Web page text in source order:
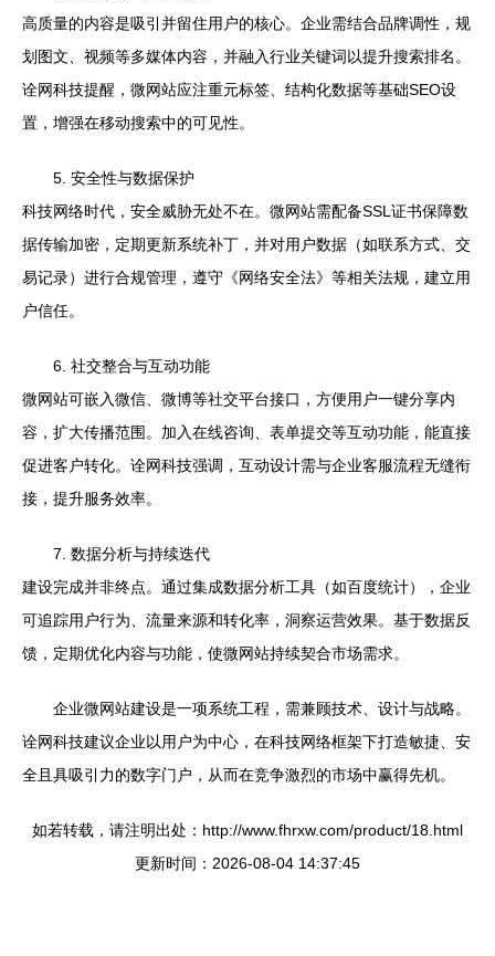
高质量的内容是吸引并留住用户的核心。企业需结合品牌调性，规
划图文、视频等多媒体内容，并融入行业关键词以提升搜索排名。
诠网科技提醒，微网站应注重元标签、结构化数据等基础SEO设
置，增强在移动搜索中的可见性。
5. 安全性与数据保护
科技网络时代，安全威胁无处不在。微网站需配备SSL证书保障数
据传输加密，定期更新系统补丁，并对用户数据（如联系方式、交
易记录）进行合规管理，遵守《网络安全法》等相关法规，建立用
户信任。
6. 社交整合与互动功能
微网站可嵌入微信、微博等社交平台接口，方便用户一键分享内
容，扩大传播范围。加入在线咨询、表单提交等互动功能，能直接
促进客户转化。诠网科技强调，互动设计需与企业客服流程无缝衔
接，提升服务效率。
7. 数据分析与持续迭代
建设完成并非终点。通过集成数据分析工具（如百度统计），企业
可追踪用户行为、流量来源和转化率，洞察运营效果。基于数据反
馈，定期优化内容与功能，使微网站持续契合市场需求。
企业微网站建设是一项系统工程，需兼顾技术、设计与战略。
诠网科技建议企业以用户为中心，在科技网络框架下打造敏捷、安
全且具吸引力的数字门户，从而在竞争激烈的市场中赢得先机。
如若转载，请注明出处：http://www.fhrxw.com/product/18.html
更新时间：2026-08-04 14:37:45